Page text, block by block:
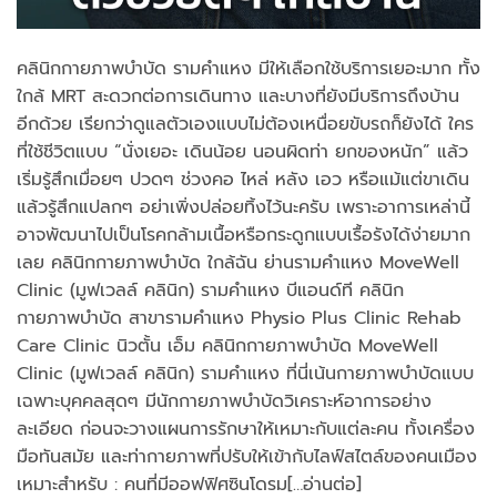
คลินิกกายภาพบำบัด รามคำแหง มีให้เลือกใช้บริการเยอะมาก ทั้ง
ใกล้ MRT สะดวกต่อการเดินทาง และบางที่ยังมีบริการถึงบ้าน
อีกด้วย เรียกว่าดูแลตัวเองแบบไม่ต้องเหนื่อยขับรถก็ยังได้ ใคร
ที่ใช้ชีวิตแบบ “นั่งเยอะ เดินน้อย นอนผิดท่า ยกของหนัก” แล้ว
เริ่มรู้สึกเมื่อยๆ ปวดๆ ช่วงคอ ไหล่ หลัง เอว หรือแม้แต่ขาเดิน
แล้วรู้สึกแปลกๆ อย่าเพิ่งปล่อยทิ้งไว้นะครับ เพราะอาการเหล่านี้
อาจพัฒนาไปเป็นโรคกล้ามเนื้อหรือกระดูกแบบเรื้อรังได้ง่ายมาก
เลย คลินิกกายภาพบำบัด ใกล้ฉัน ย่านรามคำแหง MoveWell
Clinic (มูฟเวลล์ คลินิก) รามคำแหง บีแอนด์ที คลินิก
กายภาพบำบัด สาขารามคำแหง Physio Plus Clinic Rehab
Care Clinic นิวตั้น เอ็ม คลินิกกายภาพบำบัด MoveWell
Clinic (มูฟเวลล์ คลินิก) รามคำแหง ที่นี่เน้นกายภาพบำบัดแบบ
เฉพาะบุคคลสุดๆ มีนักกายภาพบำบัดวิเคราะห์อาการอย่าง
ละเอียด ก่อนจะวางแผนการรักษาให้เหมาะกับแต่ละคน ทั้งเครื่อง
มือทันสมัย และท่ากายภาพที่ปรับให้เข้ากับไลฟ์สไตล์ของคนเมือง
เหมาะสำหรับ : คนที่มีออฟฟิศซินโดรม[…อ่านต่อ]